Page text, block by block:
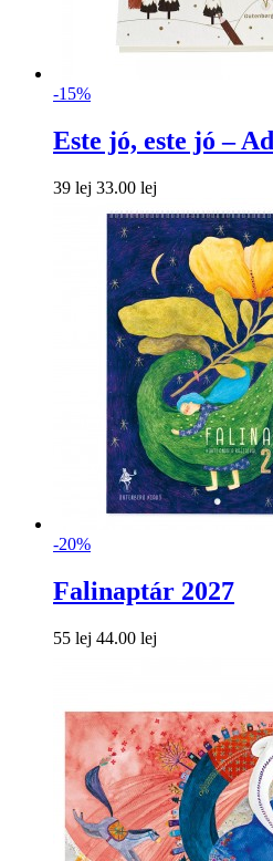
-15%
Este jó, este jó –
39 lej 33.00 lej
-20%
Falinaptár 2027
55 lej 44.00 lej